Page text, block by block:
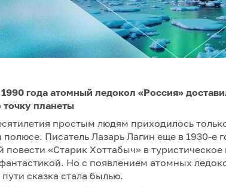
1990 года атомный ледокол «Россия»
планеты
простым людям приходилось
Писатель Лазарь Лагин еще в 1930-е
повести «Старик Хоттабыч» в
Но с появлением атомных
сказка стала былью.